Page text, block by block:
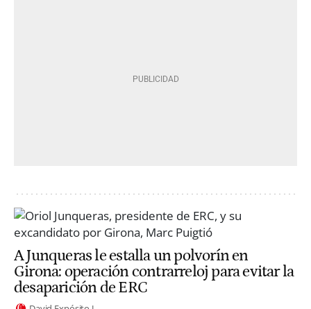
A Junqueras le estalla un polvorín en
Girona: operación contrarreloj para evitar la
desaparición de ERC